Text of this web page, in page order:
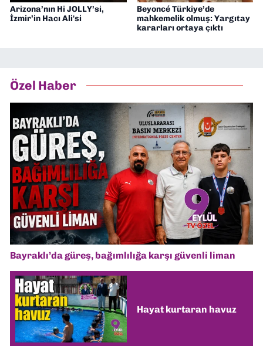
Arizona’nın Hi JOLLY’si,
İzmir’in Hacı Ali'si
Beyoncé Türkiye’de
mahkemelik olmuş: Yargıtay
kararları ortaya çıktı
Özel Haber
Bayraklı’da güreş, bağımlılığa karşı güvenli liman
Hayat kurtaran havuz